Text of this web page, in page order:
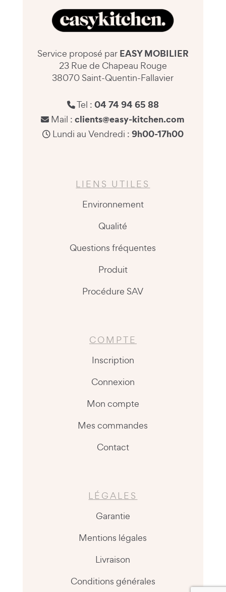
Service proposé par EASY MOBILIER
23 Rue de Chapeau Rouge
38070 Saint-Quentin-Fallavier
Tel : 04 74 94 65 88
Mail :clients@easy-kitchen.com
Lundi au Vendredi : 9h00-17h00
LIENS UTILES
Environnement
Qualité
Questions fréquentes
Produit
Procédure SAV
COMPTE
Inscription
Connexion
Mon compte
Mes commandes
Contact
LÉGALES
Garantie
Mentions légales
Livraison
Conditions générales